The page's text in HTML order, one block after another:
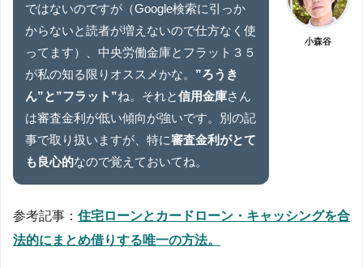
ではないのですが（Google検索に引っか
からないと読者が増えないので仕方なく使
ってます）、中央労働金庫とフラット３５
が私の知る限りオススメかな。 ”ろうき
ん”と”フラット”ね。それと信用金庫さん
は審査金利が低い傾向が強いです。別の記
事で取り扱いますが、特に審査金利がとて
も良心的なので覚えておいてね。
小森谷
参考記事： 住宅ローンとカードローン・キャッシングを合
法的にまとめ借りする唯一の方法。